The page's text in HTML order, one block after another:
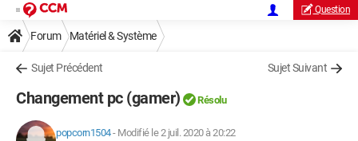
Question
Forum Matériel & Système
Sujet Précédent Sujet Suivant
Changement pc (gamer) Résolu
popcorn1504- Modifié le 2 juil. 2020 à 20:22